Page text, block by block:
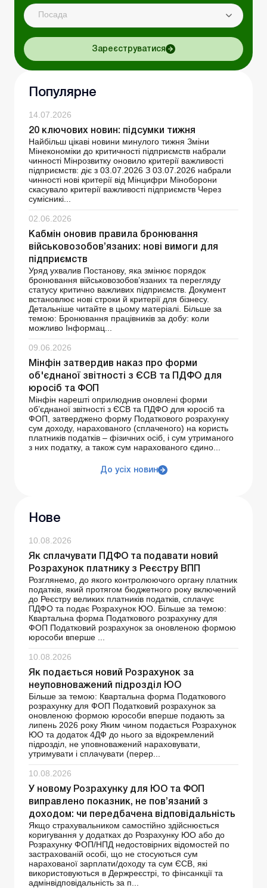
Посада
Зареєструватися
Популярне
14.07.2026
20 ключових новин: підсумки тижня
Найбільш цікаві новини минулого тижня Зміни
Мінекономіки до критичності підприємств набрали
чинності Мінрозвитку оновило критерії важливості
підприємств: діє з 03.07.2026 З 03.07.2026 набрали
чинності нові критерії від Мінцифри Міноборони
скасувало критерії важливості підприємств Через
сумісникі...
02.06.2026
Кабмін оновив правила бронювання
військовозобов’язаних: нові вимоги для
підприємств
Уряд ухвалив Постанову, яка змінює порядок
бронювання військовозобов’язаних та перегляду
статусу критично важливих підприємств. Документ
встановлює нові строки й критерії для бізнесу.
Детальніше читайте в цьому матеріалі. Більше за
темою: Бронювання працівників за добу: коли
можливо Інформац...
09.06.2026
Мінфін затвердив наказ про форми
об'єднаної звітності з ЄСВ та ПДФО для
юросіб та ФОП
Мінфін нарешті оприлюднив оновлені форми
об’єднаної звітності з ЄСВ та ПДФО для юросіб та
ФОП, затверджено форму Податкового розрахунку
сум доходу, нарахованого (сплаченого) на користь
платників податків – фізичних осіб, і сум утриманого
з них податку, а також сум нарахованого єдино...
До усіх новин
Нове
10.08.2026
Як сплачувати ПДФО та подавати новий
Розрахунок платнику з Реєстру ВПП
Розглянемо, до якого контролюючого органу платник
податків, який протягом бюджетного року включений
до Реєстру великих платників податків, сплачує
ПДФО та подає Розрахунок ЮО. Більше за темою:
Квартальна форма Податкового розрахунку для
ФОП Податковий розрахунок за оновленою формою
юрособи вперше ...
10.08.2026
Як подається новий Розрахунок за
неуповноважений підрозділ ЮО
Більше за темою: Квартальна форма Податкового
розрахунку для ФОП Податковий розрахунок за
оновленою формою юрособи вперше подають за
липень 2026 року Яким чином подається Розрахунок
ЮО та додаток 4ДФ до нього за відокремлений
підрозділ, не уповноважений нараховувати,
утримувати і сплачувати (перер...
10.08.2026
У новому Розрахунку для ЮО та ФОП
виправлено показник, не пов’язаний з
доходом: чи передбачена відповідальність
Якщо страхувальником самостійно здійснюється
коригування у додатках до Розрахунку ЮО або до
Розрахунку ФОП/НПД недостовірних відомостей по
застрахованій особі, що не стосуються сум
нарахованої зарплати/доходу та сум ЄСВ, які
використовуються в Держреєстрі, то фінсанкції та
адмінвідповідальність за п...